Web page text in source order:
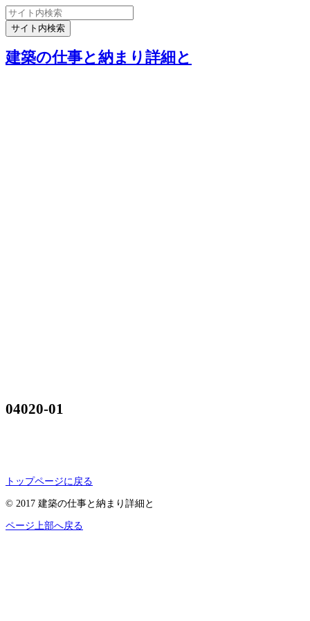
建築の仕事と納まり詳細と
04020-01
トップページに戻る
© 2017 建築の仕事と納まり詳細と
ページ上部へ戻る